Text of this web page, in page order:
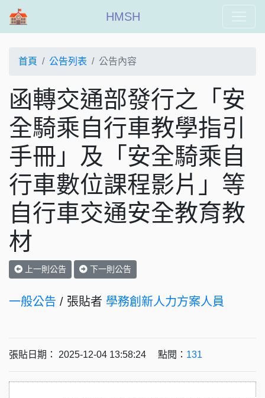
HMSH
首頁 公告列表 公告內容
函轉交通部發行之「安
全騎乘自行車教學指引
手冊」及「安全騎乘自
行車數位課程影片」等
自行車交通安全教育教
材
上一則公告 下一則公告
一般公告 / 張貼者 學務創新人力方案人員
張貼日期： 2025-12-04 13:58:24 點閱： 131